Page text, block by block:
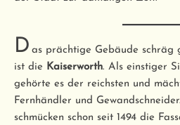
D as prächtige Gebäude schräg
ist die Kaiserworth. Als einstiger
gehörte es der reichsten und
Fernhändler und
schmücken schon seit 1494 die